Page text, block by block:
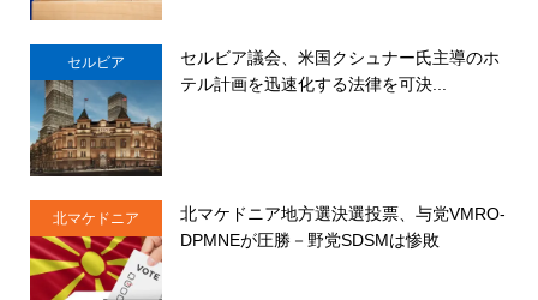
セルビア
セルビア議会、米国クシュナー氏主導のホ
テル計画を迅速化する法律を可決...
北マケドニア
北マケドニア地方選決選投票、与党VMRO-
DPMNEが圧勝－野党SDSMは惨敗